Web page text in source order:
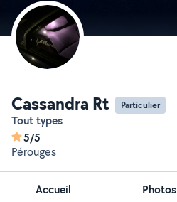
Cassandra Rt Particulier
Tout types
5/5
Pérouges
Accueil Photos